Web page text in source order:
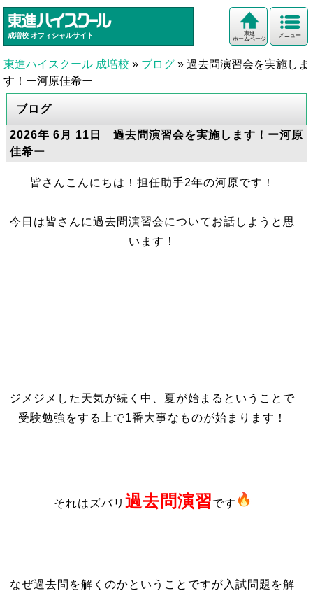
成増校 オフィシャルサイト メニュー
東進
ホームページ
東進ハイスクール 成増校 » ブログ » 過去問演習会を実施しま
す！ー河原佳希ー
ブログ
2026年 6月 11日 過去問演習会を実施します！ー河原
佳希ー
皆さんこんにちは！担任助手2年の河原です！
今日は皆さんに過去問演習会についてお話しようと思
います！
ジメジメした天気が続く中、夏が始まるということで
受験勉強をする上で1番大事なものが始まります！
それはズバリ 過去問演習です
なぜ過去問を解くのかということですが入試問題を解